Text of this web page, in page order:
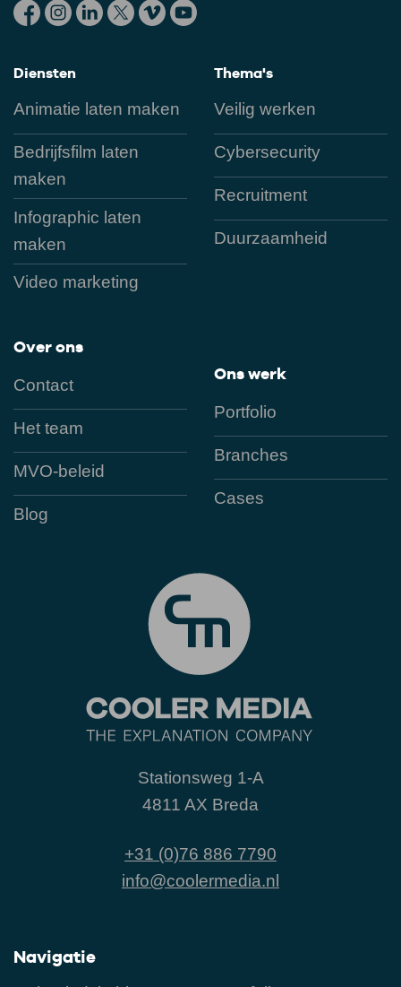
Diensten
Animatie laten maken
Bedrijfsfilm laten
maken
Infographic laten
maken
Video marketing
Over ons
Contact
Het team
MVO-beleid
Blog
Thema's
Veilig werken
Cybersecurity
Recruitment
Duurzaamheid
Ons werk
Portfolio
Branches
Cases
Stationsweg 1-A
4811 AX Breda
+31 (0)76 886 7790
info@coolermedia.nl
Navigatie